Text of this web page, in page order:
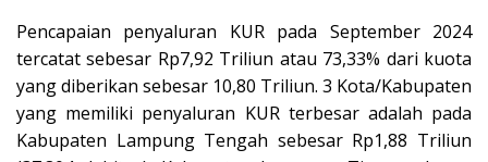
Pencapaian penyaluran KUR pada September 2024
tercatat sebesar Rp7,92 Triliun atau 73,33% dari kuota
yang diberikan sebesar 10,80 Triliun. 3 Kota/Kabupaten
yang memiliki penyaluran KUR terbesar adalah pada
Kabupaten Lampung Tengah sebesar Rp1,88 Triliun